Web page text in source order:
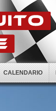
CALENDARIO